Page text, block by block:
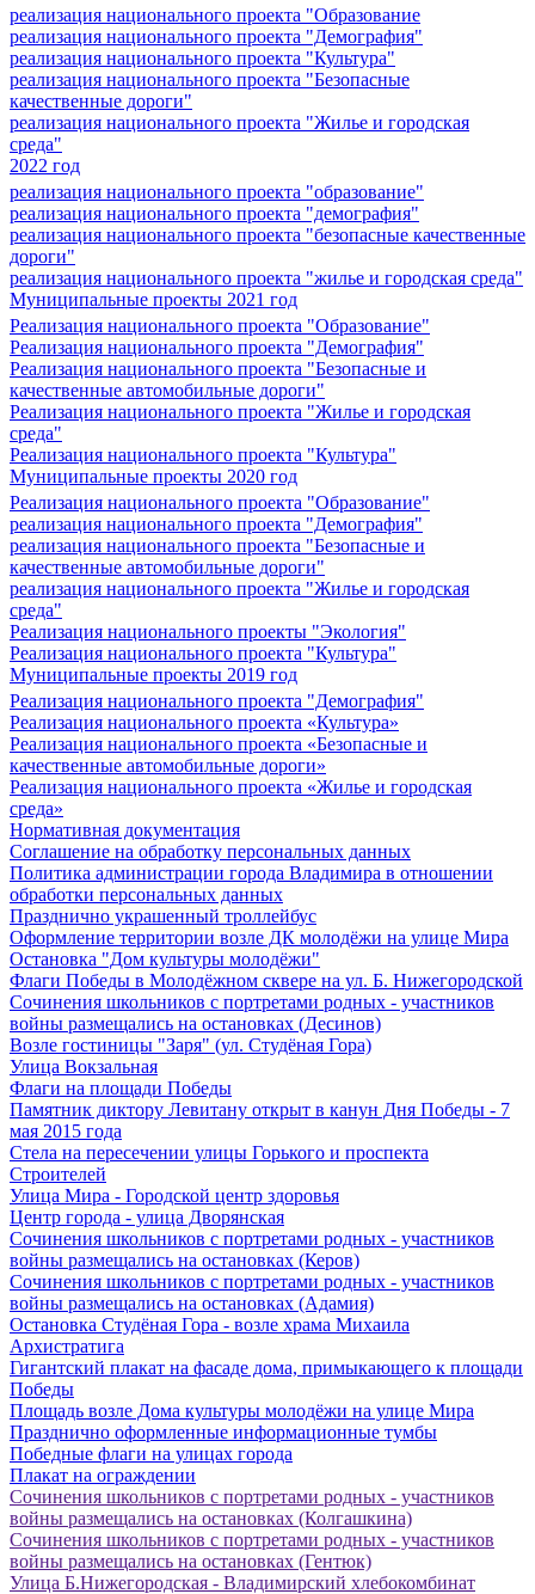
реализация национального проекта "Образование
реализация национального проекта "Демография"
реализация национального проекта "Культура"
реализация национального проекта "Безопасные
качественные дороги"
реализация национального проекта "Жилье и городская
среда"
2022 год
реализация национального проекта "образование"
реализация национального проекта "демография"
реализация национального проекта "безопасные качественные
дороги"
реализация национального проекта "жилье и городская среда"
Муниципальные проекты 2021 год
Реализация национального проекта "Образование"
Реализация национального проекта "Демография"
Реализация национального проекта "Безопасные и
качественные автомобильные дороги"
Реализация национального проекта "Жилье и городская
среда"
Реализация национального проекта "Культура"
Муниципальные проекты 2020 год
Реализация национального проекта "Образование"
реализация национального проекта "Демография"
реализация национального проекта "Безопасные и
качественные автомобильные дороги"
реализация национального проекта "Жилье и городская
среда"
Реализация национального проекты "Экология"
Реализация национального проекта "Культура"
Муниципальные проекты 2019 год
Реализация национального проекта "Демография"
Реализация национального проекта «Культура»
Реализация национального проекта «Безопасные и
качественные автомобильные дороги»
Реализация национального проекта «Жилье и городская
среда»
Нормативная документация
Соглашение на обработку персональных данных
Политика администрации города Владимира в отношении
обработки персональных данных
Празднично украшенный троллейбус
Оформление территории возле ДК молодёжи на улице Мира
Остановка "Дом культуры молодёжи"
Флаги Победы в Молодёжном сквере на ул. Б. Нижегородской
Сочинения школьников с портретами родных - участников
войны размещались на остановках (Десинов)
Возле гостиницы "Заря" (ул. Студёная Гора)
Улица Вокзальная
Флаги на площади Победы
Памятник диктору Левитану открыт в канун Дня Победы - 7
мая 2015 года
Стела на пересечении улицы Горького и проспекта
Строителей
Улица Мира - Городской центр здоровья
Центр города - улица Дворянская
Сочинения школьников с портретами родных - участников
войны размещались на остановках (Керов)
Сочинения школьников с портретами родных - участников
войны размещались на остановках (Адамия)
Остановка Студёная Гора - возле храма Михаила
Архистратига
Гигантский плакат на фасаде дома, примыкающего к площади
Победы
Площадь возле Дома культуры молодёжи на улице Мира
Празднично оформленные информационные тумбы
Победные флаги на улицах города
Плакат на ограждении
Сочинения школьников с портретами родных - участников
войны размещались на остановках (Колгашкина)
Сочинения школьников с портретами родных - участников
войны размещались на остановках (Гентюк)
Улица Б.Нижегородская - Владимирский хлебокомбинат